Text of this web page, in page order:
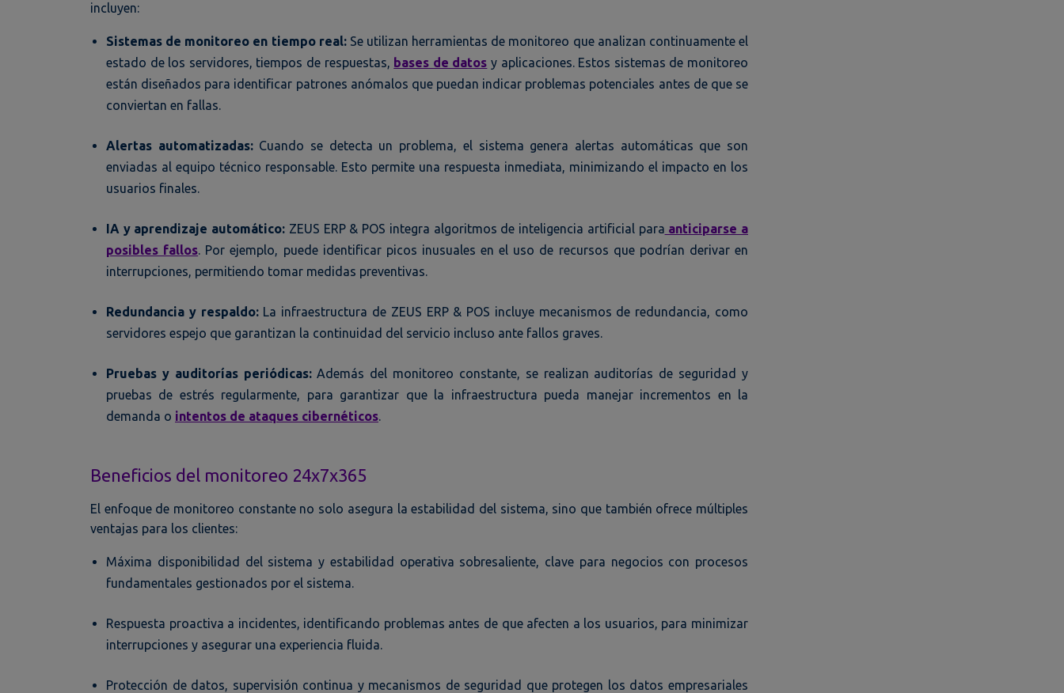
incluyen:
Sistemas de monitoreo en tiempo real:Se utilizan herramientas de monitoreo que analizan continuamente el
estado de los servidores, tiempos de respuestas, bases de datos y aplicaciones. Estos sistemas de monitoreo
están diseñados para identificar patrones anómalos que puedan indicar problemas potenciales antes de que se
conviertan en fallas.
Alertas automatizadas:Cuando se detecta un problema, el sistema genera alertas automáticas que son
enviadas al equipo técnico responsable. Esto permite una respuesta inmediata, minimizando el impacto en los
usuarios finales.
IA y aprendizaje automático: ZEUS ERP & POS integra algoritmos de inteligencia artificial para anticiparse a
posibles fallos. Por ejemplo, puede identificar picos inusuales en el uso de recursos que podrían derivar en
interrupciones, permitiendo tomar medidas preventivas.
Redundancia y respaldo:La infraestructura de ZEUS ERP & POS incluye mecanismos de redundancia, como
servidores espejo que garantizan la continuidad del servicio incluso ante fallos graves.
Pruebas y auditorías periódicas:Además del monitoreo constante, se realizan auditorías de seguridad y
pruebas de estrés regularmente, para garantizar que la infraestructura pueda manejar incrementos en la
demanda o intentos de ataques cibernéticos.
Beneficios del monitoreo 24x7x365
El enfoque de monitoreo constante no solo asegura la estabilidad del sistema, sino que también ofrece múltiples
ventajas para los clientes:
Máxima disponibilidad del sistema y estabilidad operativa sobresaliente, clave para negocios con procesos
fundamentales gestionados por el sistema.
Respuesta proactiva a incidentes, identificando problemas antes de que afecten a los usuarios, para minimizar
interrupciones y asegurar una experiencia fluida.
Protección de datos, supervisión continua y mecanismos de seguridad que protegen los datos empresariales